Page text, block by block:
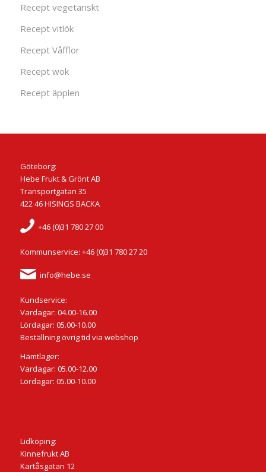
Recept vegetariskt
Recept vitlök
Recept Våfflor
Recept wok
Recept äpplen
Göteborg:
Hebe Frukt & Grönt AB
Transportgatan 35
422 46 HISINGS BACKA
+46 (0)31 780 27 00
Kommunservice: +46 (0)31 780 27 20
info@hebe.se
Kundservice:
Vardagar: 04.00-16.00
Lördagar: 05.00-10.00
Beställning övrig tid via webshop
Hämtlager:
Vardagar: 05.00-12.00
Lördagar: 05.00-10.00
Lidköping:
Kinnefrukt AB
Kartåsgatan 12